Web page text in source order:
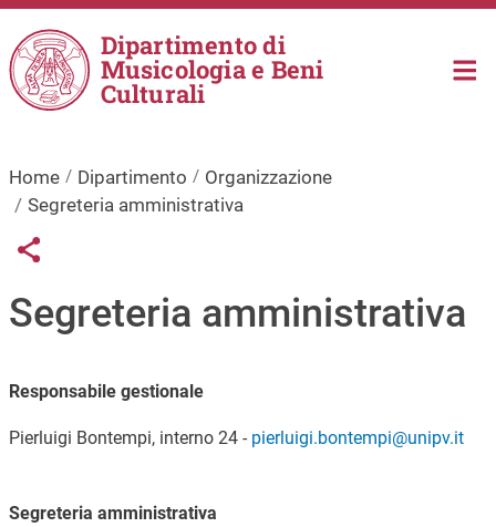
Salta al contenuto principale
Dipartimento di
Musicologia e Beni
Culturali
Home Dipartimento
Organizzazione
Segreteria amministrativa
Links condivisione social
Share button
Segreteria amministrativa
Responsabile gestionale
Pierluigi Bontempi, interno 24 - pierluigi.bontempi@unipv.it
Segreteria amministrativa